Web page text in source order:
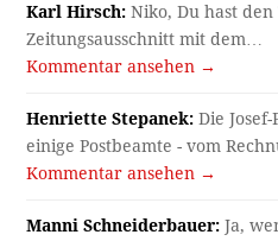
Karl Hirsch: Niko, Du hast
Zeitungsausschnitt mit dem…
Kommentar ansehen →
Henriette Stepanek: Die
einige Postbeamte - vom
Kommentar ansehen →
Manni Schneiderbauer: Ja,